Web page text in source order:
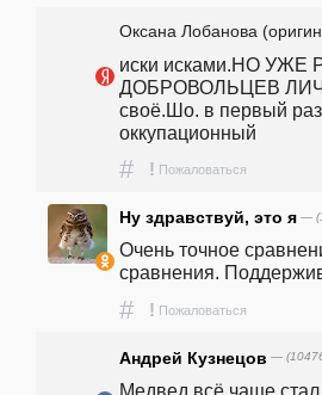
Оксана Лобанова
иски исками.НО УЖЕ
ДОБРОВОЛЬЦЕВ
своё.Шо. в первый
оккупационный
# ! Пожаловаться
Ну здравствуй, это я —
Очень точное
сравнения.
# ! Пожаловаться
Андрей Кузнецов —
Медвед всё чаще